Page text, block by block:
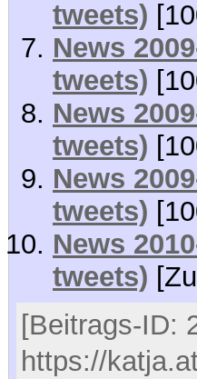
tweets)
News
tweets)
News
tweets)
News
tweets)
News
tweets)
[Beitrags-ID:
https://